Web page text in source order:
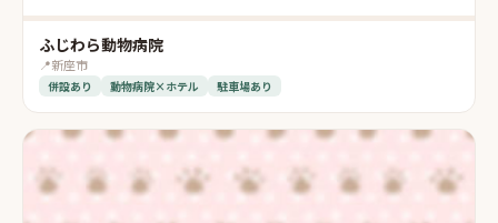
ふじわら動物病院
📍新座市
併設あり 動物病院×ホテル 駐車場あり